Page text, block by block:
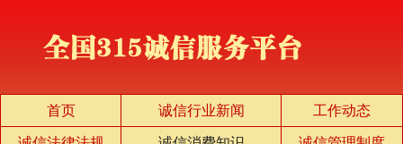
首页 诚信行业新闻 工作动态